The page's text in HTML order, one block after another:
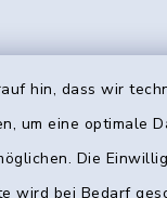
hin, dass wir
um eine optimale
Die
wird bei Bedarf
Kontakt